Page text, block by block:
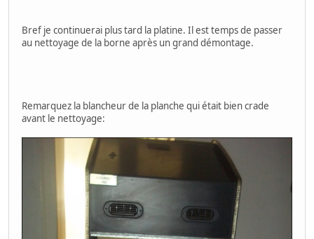
Bref je continuerai plus tard la platine. Il est temps de passer
au nettoyage de la borne après un grand démontage.
Remarquez la blancheur de la planche qui était bien crade
avant le nettoyage: